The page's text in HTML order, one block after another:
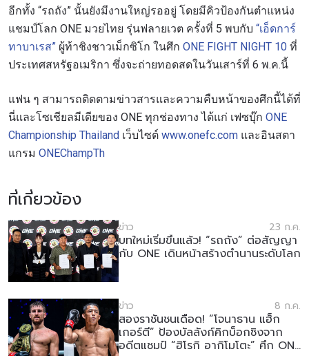
อีกทั้ง “รถถัง” นั้นยังมีงานใหญ่รออยู่ โดยมีคิวป้องกันตำแหน่ง
แชมป์โลก ONE มวยไทย รุ่นฟลายเวต ครั้งที่ 5 พบกับ “เอ็ดการ์
ทาบาเรส” ผู้ท้าชิงชาวเม็กซิโก ในศึก ONE FIGHT NIGHT 10 ที่
ประเทศสหรัฐอเมริกา ซึ่งจะถ่ายทอดสดในวันเสาร์ที่ 6 พ.ค.นี้
แฟน ๆ สามารถติดตามข่าวสารและความคืบหน้าของศึกนี้ได้ที่
นี่และโซเชียลมีเดียของ ONE ทุกช่องทาง ได้แก่ เฟซบุ๊ก ONE
Championship Thailand เว็บไซต์ www.onefc.com และอินสตา
แกรม ONEChampTh
ที่เกี่ยวข้อง
ข่าว 23 ก.ค.
บทใหม่เริ่มขึ้นแล้ว! “รถถัง” ต่อสัญญา
กับ ONE เดินหน้าสร้างตำนานระดับโลก
ข่าว 8 ก.ค.
สองราชันชนเดือด! “โจนาธาน แฮ็ก
เกอร์ตี” ป้องบัลลังก์คิกบ็อกซิงจาก
อดีตแชมป์ “ฮิโรกิ อากิโมโตะ” ศึก ONE